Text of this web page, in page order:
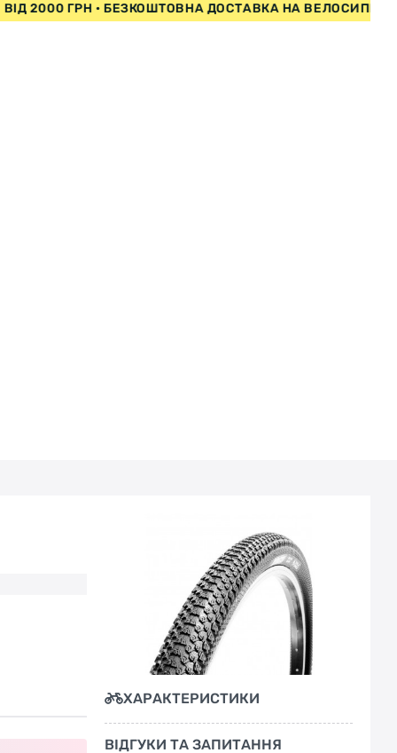
ВІД 2000 ГРН • БЕЗКОШТОВНА ДОСТАВКА НА
ХАРАКТЕРИСТИКИ
ВІДГУКИ ТА ЗАПИТАННЯ